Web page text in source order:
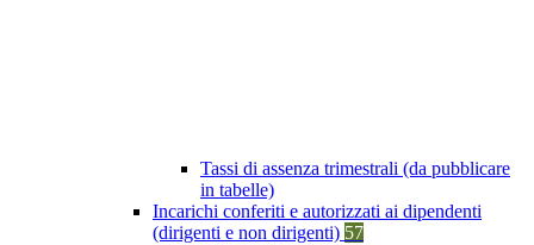
Tassi di assenza trimestrali (da pubblicare
in tabelle)
Incarichi conferiti e autorizzati ai dipendenti
(dirigenti e non dirigenti) 57